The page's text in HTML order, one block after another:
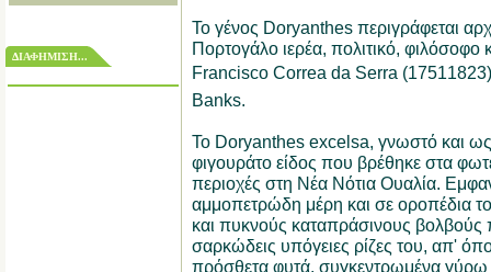
ΔΙΑΦΗΜΙΣΗ...
Το γένος Doryanthes περιγράφεται
Πορτογάλο ιερέα, πολιτικό, φιλόσοφο
Francisco Correa da Serra
Banks.
Το Doryanthes excelsa, γνωστό και ως
φιγουράτο είδος που βρέθηκε στα
περιοχές στη Νέα Νότια Ουαλία.
αμμοπετρώδη μέρη και σε οροπέδια
και πυκνούς καταπράσινους βολβούς
σαρκώδεις υπόγειες ρίζες του, απ'
πρόσθετα φυτά, συγκεντρωμένα γύρω